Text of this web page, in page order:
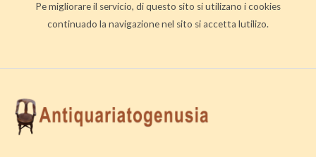
Pe migliorare il servicio, di questo sito si utilizano i cookies
continuado la navigazione nel sito si accetta lutilizo.